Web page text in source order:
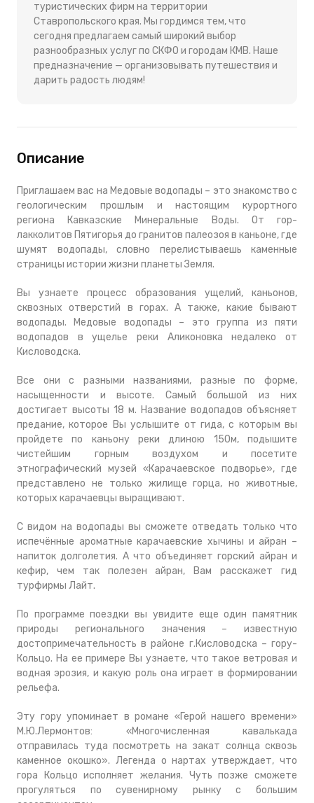
туристических фирм на территории
Ставропольского края. Мы гордимся тем, что
сегодня предлагаем самый широкий выбор
разнообразных услуг по СКФО и городам КМВ. Наше
предназначение — организовывать путешествия и
дарить радость людям!
Описание
Приглашаем вас на Медовые водопады – это знакомство с
геологическим прошлым и настоящим курортного
региона Кавказские Минеральные Воды. От гор-
лакколитов Пятигорья до гранитов палеозоя в каньоне, где
шумят водопады, словно перелистываешь каменные
страницы истории жизни планеты Земля.
Вы узнаете процесс образования ущелий, каньонов,
сквозных отверстий в горах. А также, какие бывают
водопады. Медовые водопады – это группа из пяти
водопадов в ущелье реки Аликоновка недалеко от
Кисловодска.
Все они с разными названиями, разные по форме,
насыщенности и высоте. Самый большой из них
достигает высоты 18 м. Название водопадов объясняет
предание, которое Вы услышите от гида, с которым вы
пройдете по каньону реки длиною 150м, подышите
чистейшим горным воздухом и посетите
этнографический музей «Карачаевское подворье», где
представлено не только жилище горца, но животные,
которых карачаевцы выращивают.
С видом на водопады вы сможете отведать только что
испечённые ароматные карачаевские хычины и айран –
напиток долголетия. А что объединяет горский айран и
кефир, чем так полезен айран, Вам расскажет гид
турфирмы Лайт.
По программе поездки вы увидите еще один памятник
природы регионального значения – известную
достопримечательность в районе г.Кисловодска – гору-
Кольцо. На ее примере Вы узнаете, что такое ветровая и
водная эрозия, и какую роль она играет в формировании
рельефа.
Эту гору упоминает в романе «Герой нашего времени»
М.Ю.Лермонтов: «Многочисленная кавалькада
отправилась туда посмотреть на закат солнца сквозь
каменное окошко». Легенда о нартах утверждает, что
гора Кольцо исполняет желания. Чуть позже сможете
прогуляться по сувенирному рынку с большим